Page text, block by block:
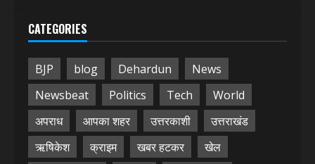
CATEGORIES
BJP blog Dehardun
News
Newsbeat
Politics Tech
World
अपराध
आपका शहर उत्तरकाशी
उत्तराखंड
ऋषिकेश
क्राइम खबर हटकर
खेल